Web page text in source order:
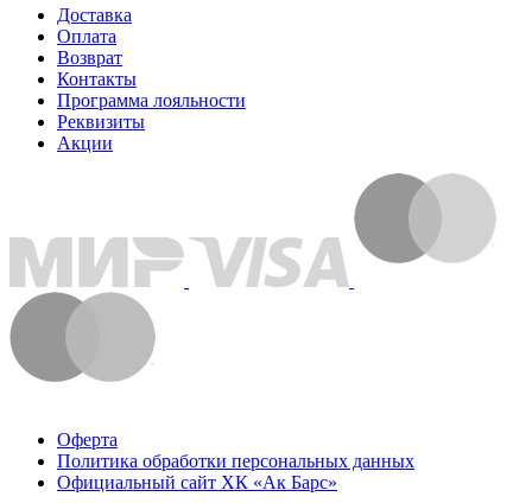
Доставка
Оплата
Возврат
Контакты
Программа лояльности
Реквизиты
Акции
Оферта
Политика обработки персональных данных
Официальный сайт ХК «Ак Барс»